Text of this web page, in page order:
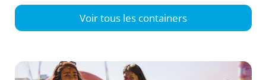
Voir tous les containers